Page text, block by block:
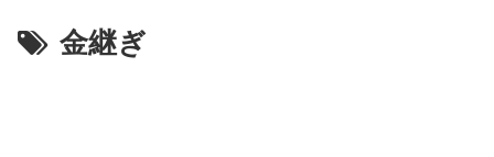
金継ぎ